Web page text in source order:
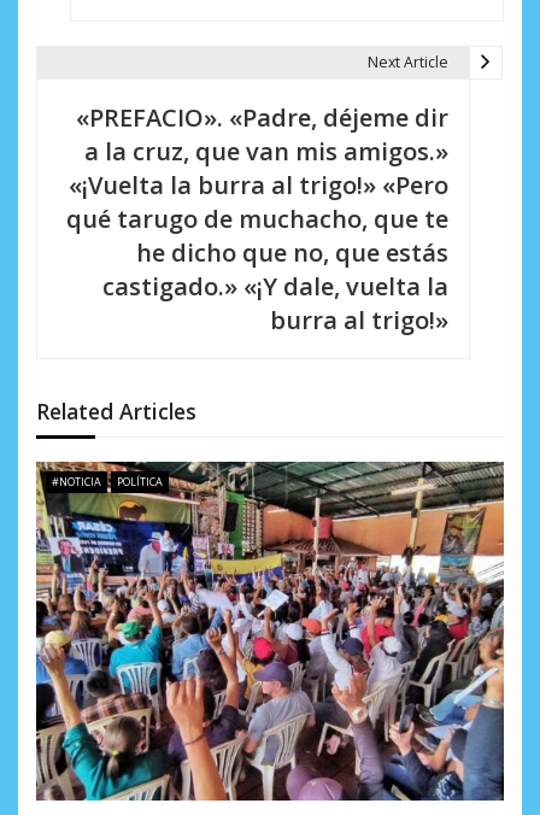
n
t
r
a
d
a
s
Next Article
«PREFACIO». «Padre, déjeme dir
a la cruz, que van mis amigos.»
«¡Vuelta la burra al trigo!» «Pero
qué tarugo de muchacho, que te
he dicho que no, que estás
castigado.» «¡Y dale, vuelta la
burra al trigo!»
Related Articles
#NOTICIA POLÍTICA